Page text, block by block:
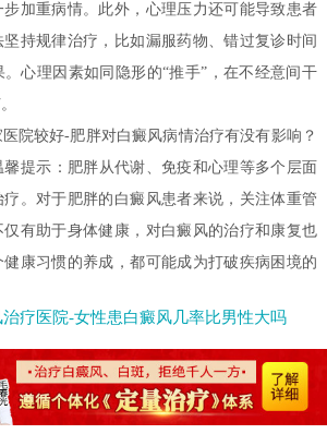
加重病情。此外，心理压力还可能导致患者
持规律治疗，比如漏服药物、错过复诊时间
心理因素如同隐形的“推手”，在不经意间干
较好-肥胖对白癜风病情治疗有没有影响？
馨提示：肥胖从代谢、免疫和心理等多个层面
。对于肥胖的白癜风患者来说，关注体重管
有助于身体健康，对白癜风的治疗和康复也
康习惯的养成，都可能成为打破疾病困境的
疗医院-女性患白癜风几率比男性大吗